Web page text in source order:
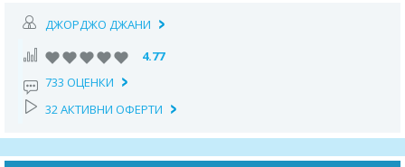
ДЖОРДЖО ДЖАНИ
4.77
733 ОЦЕНКИ
32 АКТИВНИ ОФЕРТИ